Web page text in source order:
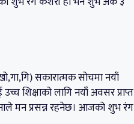
सकारात्मक सोचमा नयाँ
उच्च शिक्षाको लागि नयाँ अवसर प्राप्त
मन प्रसन्न रहनेछ। आजको शुभ रंग